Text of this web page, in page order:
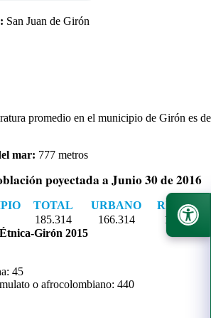
​San Juan de Girón
promedio en el municipio de Girón es de
mar: 777 metros
poyectada a Junio 30 de 2016
TOTAL URBANO
RURAL
​185.314 ​166.314
​​19.165
Girón 2015​
45
o afrocolombiano: 440